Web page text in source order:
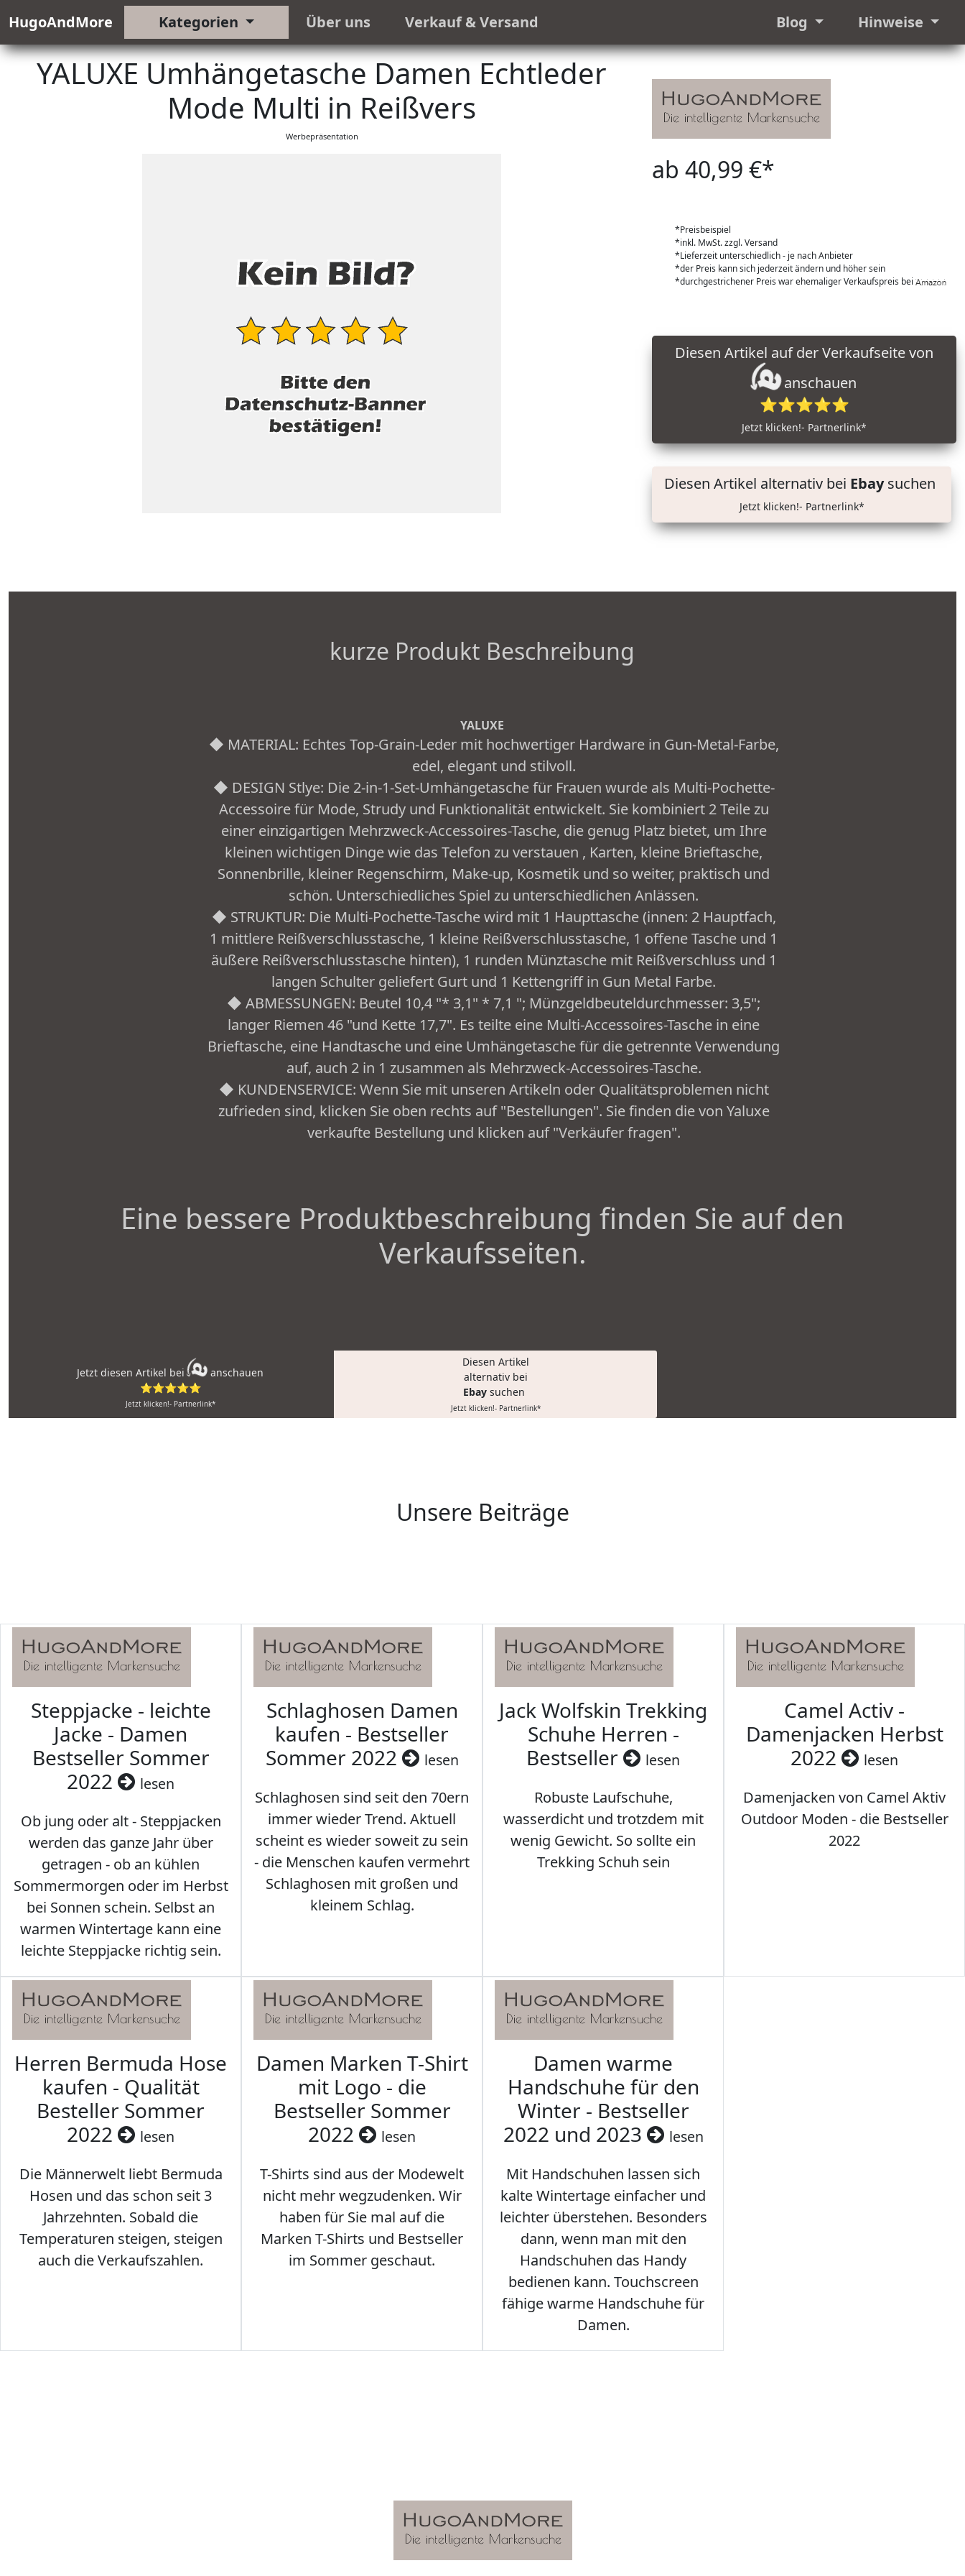
HugoAndMore Kategorien Über uns Verkauf & Versand Blog Hinweise
YALUXE Umhängetasche Damen Echtleder
Mode Multi in Reißvers
Werbepräsentation
ab 40,99 €*
*Preisbeispiel
*inkl. MwSt. zzgl. Versand
*Lieferzeit unterschiedlich - je nach Anbieter
*der Preis kann sich jederzeit ändern und höher sein
*durchgestrichener Preis war ehemaliger Verkaufspreis bei
anschauen
⭐⭐⭐⭐⭐
Jetzt klicken!- Partnerlink*
Diesen Artikel alternativ bei Ebaysuchen
Jetzt klicken!- Partnerlink*
kurze Produkt Beschreibung
YALUXE
◆ MATERIAL: Echtes Top-Grain-Leder mit hochwertiger Hardware in Gun-Metal-Farbe,
edel, elegant und stilvoll.
◆ DESIGN Stlye: Die 2-in-1-Set-Umhängetasche für Frauen wurde als Multi-Pochette-
Accessoire für Mode, Strudy und Funktionalität entwickelt. Sie kombiniert 2 Teile zu
einer einzigartigen Mehrzweck-Accessoires-Tasche, die genug Platz bietet, um Ihre
kleinen wichtigen Dinge wie das Telefon zu verstauen , Karten, kleine Brieftasche,
Sonnenbrille, kleiner Regenschirm, Make-up, Kosmetik und so weiter, praktisch und
schön. Unterschiedliches Spiel zu unterschiedlichen Anlässen.
◆ STRUKTUR: Die Multi-Pochette-Tasche wird mit 1 Haupttasche (innen: 2 Hauptfach,
1 mittlere Reißverschlusstasche, 1 kleine Reißverschlusstasche, 1 offene Tasche und 1
äußere Reißverschlusstasche hinten), 1 runden Münztasche mit Reißverschluss und 1
langen Schulter geliefert Gurt und 1 Kettengriff in Gun Metal Farbe.
◆ ABMESSUNGEN: Beutel 10,4 "* 3,1" * 7,1 "; Münzgeldbeuteldurchmesser: 3,5";
langer Riemen 46 "und Kette 17,7". Es teilte eine Multi-Accessoires-Tasche in eine
Brieftasche, eine Handtasche und eine Umhängetasche für die getrennte Verwendung
auf, auch 2 in 1 zusammen als Mehrzweck-Accessoires-Tasche.
◆ KUNDENSERVICE: Wenn Sie mit unseren Artikeln oder Qualitätsproblemen nicht
zufrieden sind, klicken Sie oben rechts auf "Bestellungen". Sie finden die von Yaluxe
verkaufte Bestellung und klicken auf "Verkäufer fragen".
Eine bessere Produktbeschreibung finden Sie auf den
Verkaufsseiten.
Jetzt diesen Artikel bei
anschauen
⭐⭐⭐⭐⭐
Jetzt klicken!- Partnerlink*
Diesen Artikel
alternativ bei
Ebay suchen
Jetzt klicken!- Partnerlink*
Unsere Beiträge
Steppjacke - leichte
Jacke - Damen
Bestseller Sommer
2022
lesen
Ob jung oder alt - Steppjacken
werden das ganze Jahr über
getragen - ob an kühlen
Sommermorgen oder im Herbst
bei Sonnen schein. Selbst an
warmen Wintertage kann eine
leichte Steppjacke richtig sein.
Schlaghosen Damen
kaufen - Bestseller
Sommer 2022
lesen
Schlaghosen sind seit den 70ern
immer wieder Trend. Aktuell
scheint es wieder soweit zu sein
- die Menschen kaufen vermehrt
Schlaghosen mit großen und
kleinem Schlag.
Jack Wolfskin Trekking
Schuhe Herren -
Bestseller
lesen
Robuste Laufschuhe,
wasserdicht und trotzdem mit
wenig Gewicht. So sollte ein
Trekking Schuh sein
Camel Activ -
Damenjacken Herbst
2022
lesen
Damenjacken von Camel Aktiv
Outdoor Moden - die Bestseller
2022
Herren Bermuda Hose
kaufen - Qualität
Besteller Sommer
2022
lesen
Die Männerwelt liebt Bermuda
Hosen und das schon seit 3
Jahrzehnten. Sobald die
Temperaturen steigen, steigen
auch die Verkaufszahlen.
Damen Marken T-Shirt
mit Logo - die
Bestseller Sommer
2022
lesen
T-Shirts sind aus der Modewelt
nicht mehr wegzudenken. Wir
haben für Sie mal auf die
Marken T-Shirts und Bestseller
im Sommer geschaut.
Damen warme
Handschuhe für den
Winter - Bestseller
2022 und 2023
lesen
Mit Handschuhen lassen sich
kalte Wintertage einfacher und
leichter überstehen. Besonders
dann, wenn man mit den
Handschuhen das Handy
bedienen kann. Touchscreen
fähige warme Handschuhe für
Damen.